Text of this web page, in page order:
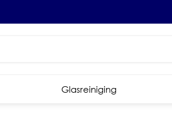
Glasreiniging